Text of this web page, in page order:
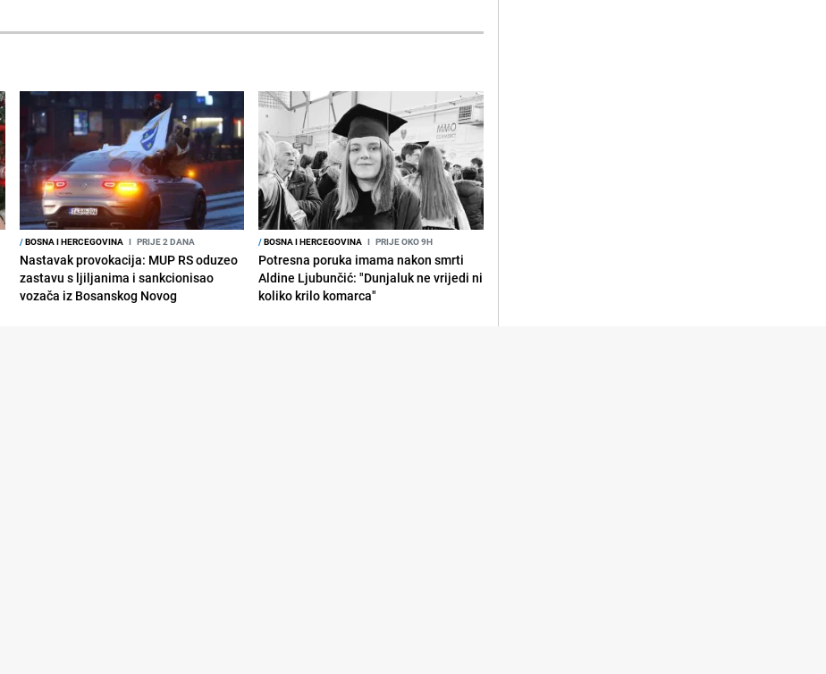
/BOSNA I HERCEGOVINA I PRIJE 2 DANA
Nastavak provokacija: MUP RS oduzeo
zastavu s ljiljanima i sankcionisao
vozača iz Bosanskog Novog
/BOSNA I HERCEGOVINA I PRIJE OKO 9H
Potresna poruka imama nakon smrti
Aldine Ljubunčić: "Dunjaluk ne vrijedi ni
koliko krilo komarca"